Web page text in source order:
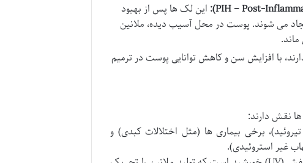
این لک ها پس از بهبود
می شوند. پوست در محل آسیب دیده، ملانین
با افزایش سن و کاهش توانایی پوست در ترمیم
نقش دارند:
برخی بیماری ها (مثل اختلالات کبدی) و
غیر استروئیدی).